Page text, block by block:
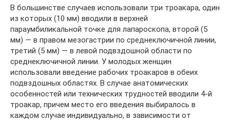
В большинстве случаев использовали три троакара, один
из которых (10 мм) вводили в верхней
параумбиликальной точке для лапароскопа, второй (5
мм) — в правом мезогастрии по среднеключичной линии,
третий (5 мм) — в левой подвздошной области по
среднеключичной линии. У молодых женщин
использовали введение рабочих троакаров в обеих
подвздошных областях. В случае анатомических
особенностей или технических трудностей вводили 4-й
троакар, причем место его введения выбиралось в
каждом случае индивидуально, в зависимости от